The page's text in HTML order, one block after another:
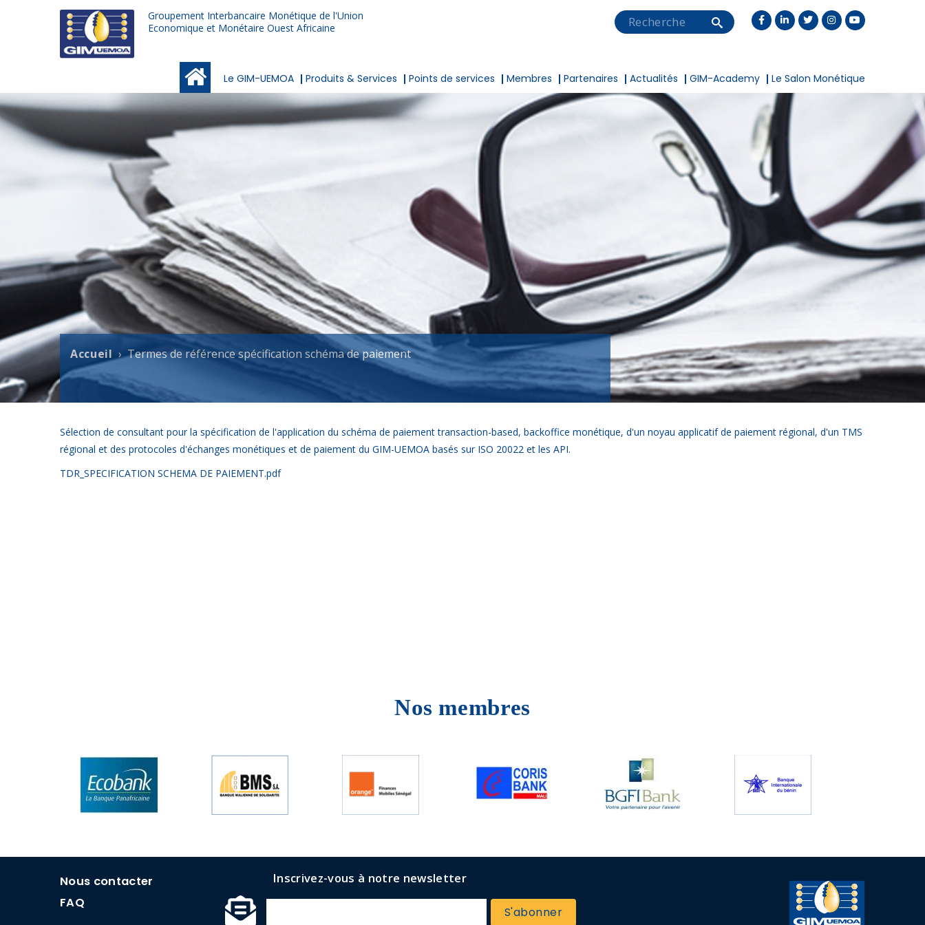
Search
Groupement Interbancaire Monétique de l'Union
Economique et Monétaire Ouest Africaine
Main
navigationLe GIM-UEMOA Produits & Services Points de services Membres Partenaires Actualités GIM-Academy Le Salon Monétique
Fil
d'Ariane
Accueil Termes de référence spécification schéma de paiement
Sélection de consultant pour la spécification de l'application du schéma de paiement transaction-based, backoffice monétique, d'un noyau applicatif de paiement régional, d'un TMS
régional et des protocoles d'échanges monétiques et de paiement du GIM-UEMOA basés sur ISO 20022 et les API.
TDR_SPECIFICATION SCHEMA DE PAIEMENT.pdf
Nos membres
menu
Nous contacter
FAQ
Inscrivez-vous à notre newsletter